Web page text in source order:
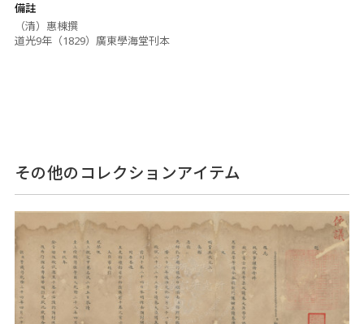
備註
（清）惠棟撰
道光9年（1829）廣東學海堂刊本
その他のコレクションアイテム